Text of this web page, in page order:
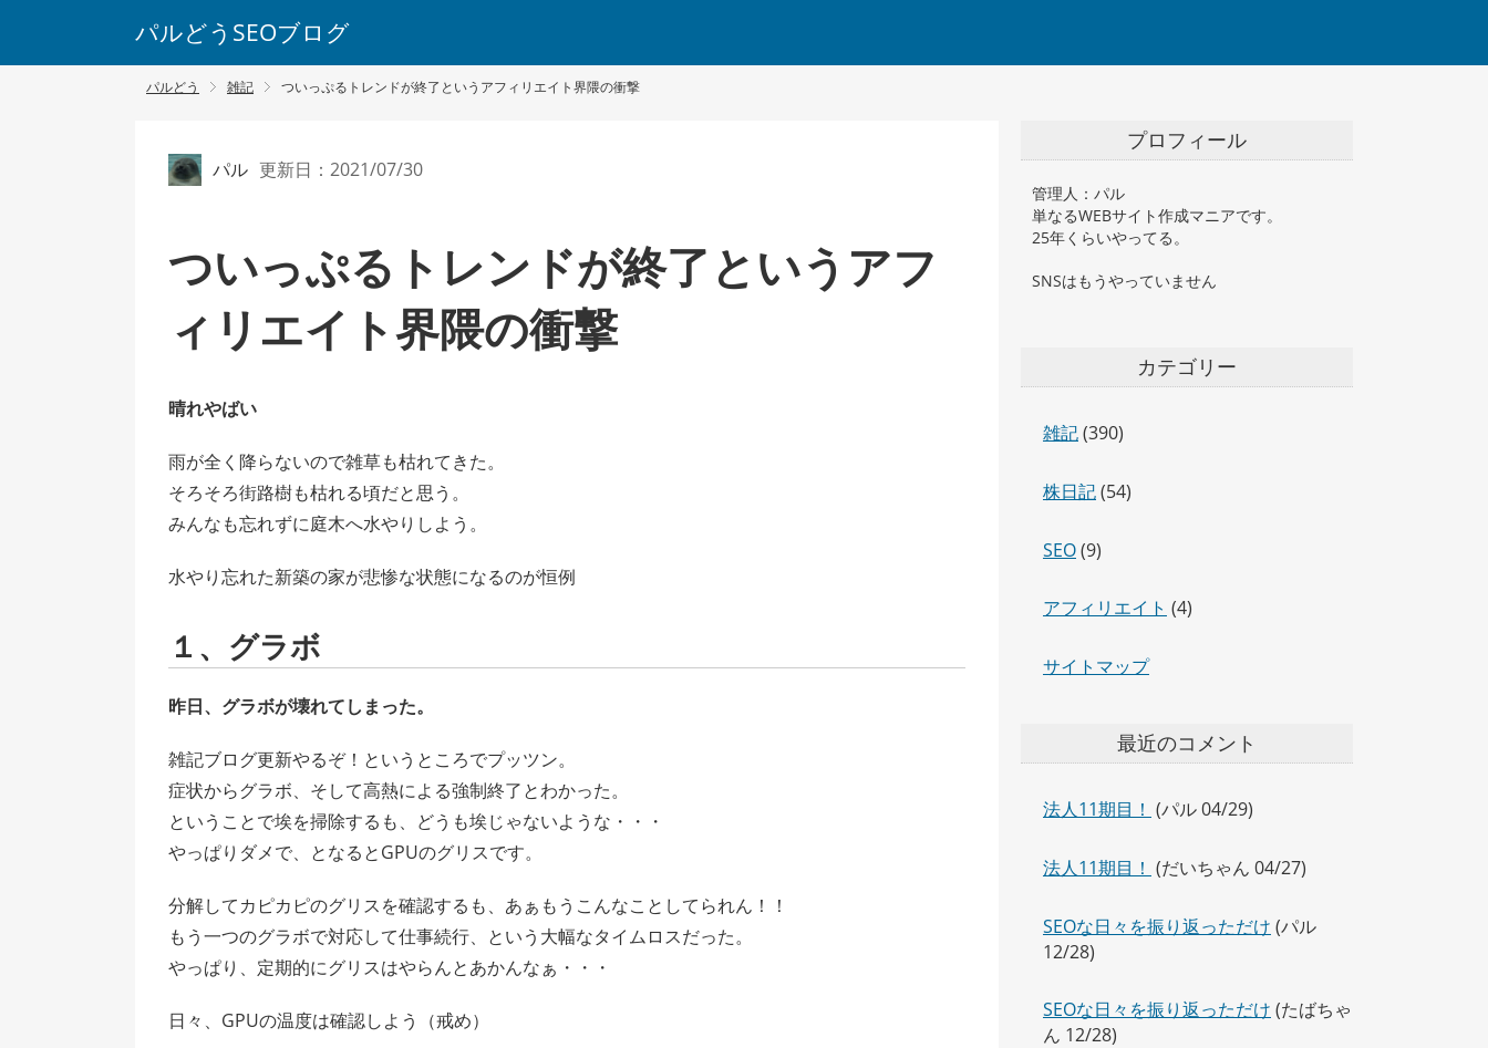
パルどうSEOブログ
パルどう 雑記 ついっぷるトレンドが終了というアフィリエイト界隈の衝撃
パル 更新日：2021/07/30
ついっぷるトレンドが終了というアフ
ィリエイト界隈の衝撃
晴れやばい
雨が全く降らないので雑草も枯れてきた。
そろそろ街路樹も枯れる頃だと思う。
みんなも忘れずに庭木へ水やりしよう。
水やり忘れた新築の家が悲惨な状態になるのが恒例
１、グラボ
昨日、グラボが壊れてしまった。
雑記ブログ更新やるぞ！というところでプッツン。
症状からグラボ、そして高熱による強制終了とわかった。
ということで埃を掃除するも、どうも埃じゃないような・・・
やっぱりダメで、となるとGPUのグリスです。
分解してカピカピのグリスを確認するも、あぁもうこんなことしてられん！！
もう一つのグラボで対応して仕事続行、という大幅なタイムロスだった。
やっぱり、定期的にグリスはやらんとあかんなぁ・・・
日々、GPUの温度は確認しよう（戒め）
プロフィール
管理人：パル
単なるWEBサイト作成マニアです。
25年くらいやってる。
SNSはもうやっていません
カテゴリー
雑記(390)
株日記(54)
SEO(9)
アフィリエイト (4)
サイトマップ
最近のコメント
法人11期目！ (パル 04/29)
法人11期目！ (だいちゃん 04/27)
SEOな日々を振り返っただけ (パル
12/28)
SEOな日々を振り返っただけ (たばちゃ
ん 12/28)